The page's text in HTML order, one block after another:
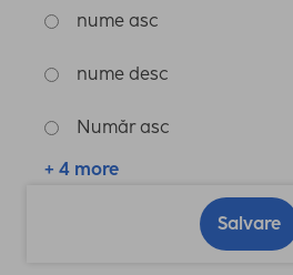
nume asc
nume desc
Număr asc
+ 4 more
Salvare